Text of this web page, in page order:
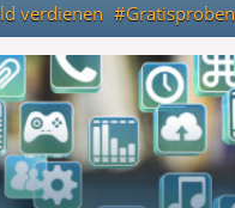
verdienen Gratisproben